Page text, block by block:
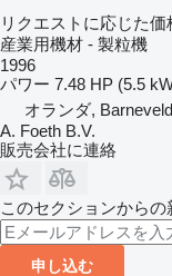
リクエストに応じた価
産業用機材 - 製粒機
1996
パワー 7.48 HP (5.5
オランダ, Barneveld
A. Foeth B.V.
販売会社に連絡
このセクションから
申し込む